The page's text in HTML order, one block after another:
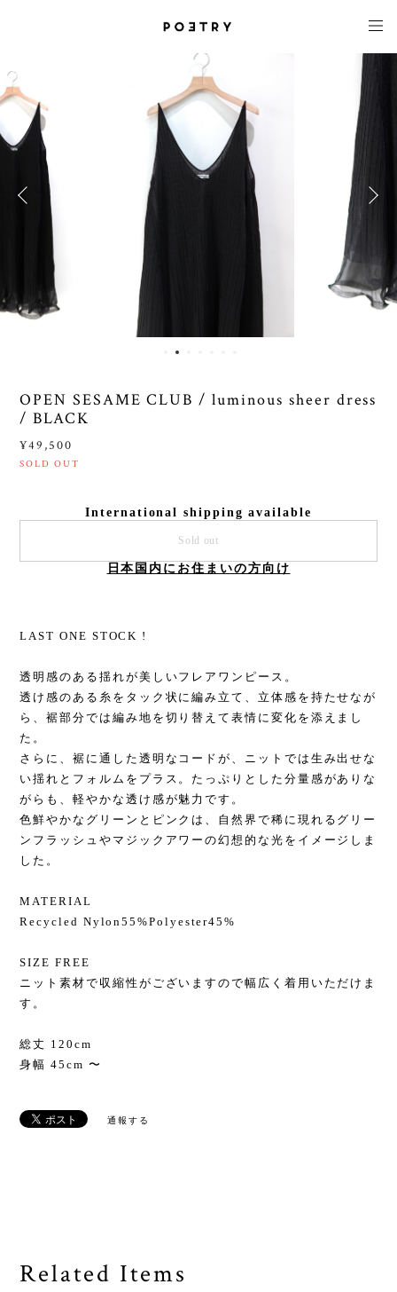
OPEN SESAME CLUB / luminous sheer dress
/ BLACK
¥49,500
SOLD OUT
International shipping available
Sold out
日本国内にお住まいの方向け
LAST ONE STOCK !
透明感のある揺れが美しいフレアワンピース。
透け感のある糸をタック状に編み立て、立体感を持たせなが
ら、裾部分では編み地を切り替えて表情に変化を添えまし
た。
さらに、裾に通した透明なコードが、ニットでは生み出せな
い揺れとフォルムをプラス。たっぷりとした分量感がありな
がらも、軽やかな透け感が魅力です。
色鮮やかなグリーンとピンクは、自然界で稀に現れるグリー
ンフラッシュやマジックアワーの幻想的な光をイメージしま
した。
MATERIAL
Recycled Nylon55%Polyester45%
SIZE FREE
ニット素材で収縮性がございますので幅広く着用いただけま
す。
総丈 120cm
身幅 45cm 〜
通報する
Related Items